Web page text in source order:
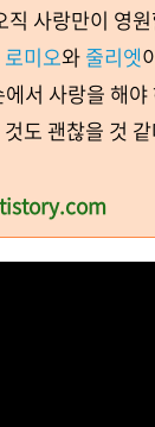
사랑만이 영
로미오와줄리엣
서 사랑을 해
도 괜찮을 것